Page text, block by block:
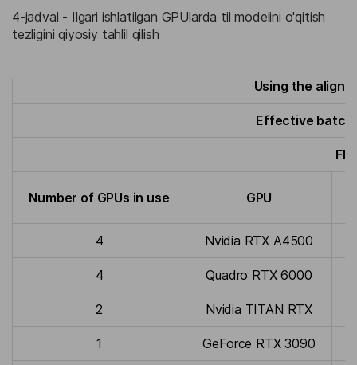
4-jadval - Ilgari ishlatilgan GPUlarda til modelini o'qitish
tezligini qiyosiy tahlil qilish
Using the
Effective batch
FP
Number of GPUs in use GPU
4 Nvidia RTX A4500
4 Quadro RTX 6000
2 Nvidia TITAN RTX
1 GeForce RTX 3090